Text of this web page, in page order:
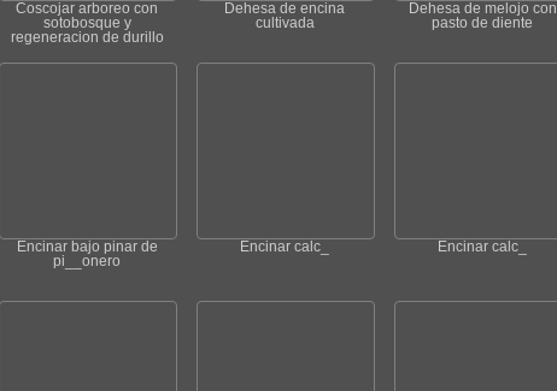
Coscojar arboreo con
sotobosque y
regeneracion de durillo
Dehesa de encina
cultivada
Dehesa de melojo con
pasto de diente
Encinar bajo pinar de
pi__onero
Encinar calc_ Encinar calc_